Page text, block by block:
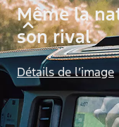
Même la
son rival
Détails de l’image